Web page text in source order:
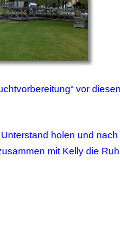
vor
holen und nach
mit Kelly die